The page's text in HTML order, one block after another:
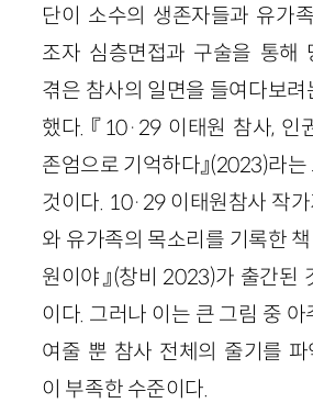
단이 소수의 생존자들과 유가
조자 심층면접과 구술을 통해
겪은 참사의 일면을 들여다보
했다. 『10·29 이태원 참사, 인
존엄으로 기억하다』(2023)라
것이다. 10·29 이태원참사 작
와 유가족의 목소리를 기록한 책
원이야』(창비 2023)가 출간된
이다. 그러나 이는 큰 그림 중
여줄 뿐 참사 전체의 줄기를
이 부족한 수준이다.